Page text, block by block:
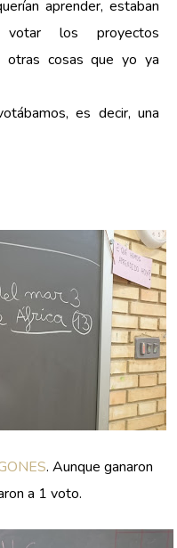
aprender, estaban
los proyectos
otras cosas que yo ya
es decir, una
. Aunque ganaron
a 1 voto.